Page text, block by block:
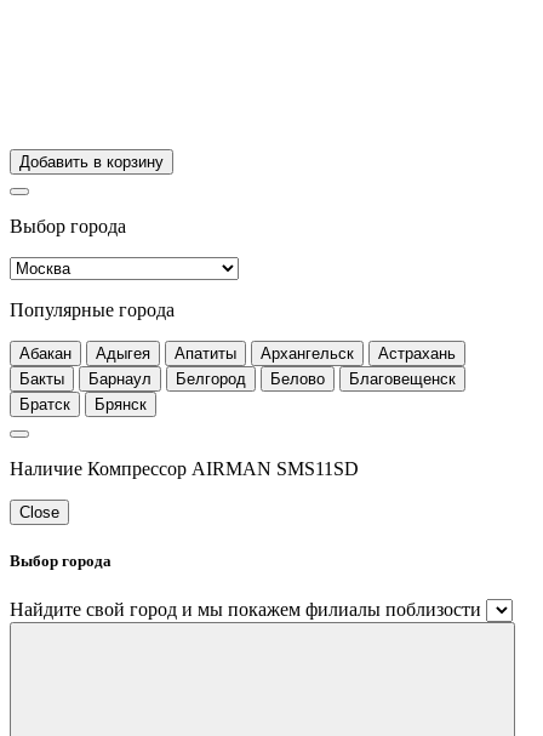
Добавить в корзину
Выбор города
Популярные города
Абакан Адыгея Апатиты Архангельск
Астрахань
Бакты
Барнаул Белгород Белово
Благовещенск
Братск
Брянск
Наличие Компрессор AIRMAN SMS11SD
Close
Выбор города
Найдите свой город и мы покажем филиалы поблизости